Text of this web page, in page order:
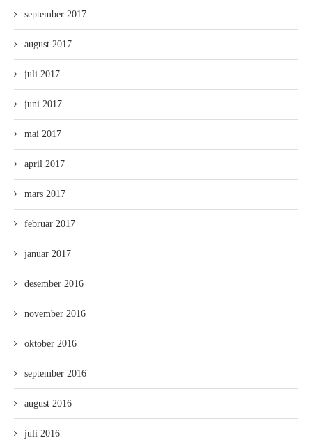
september 2017
august 2017
juli 2017
juni 2017
mai 2017
april 2017
mars 2017
februar 2017
januar 2017
desember 2016
november 2016
oktober 2016
september 2016
august 2016
juli 2016